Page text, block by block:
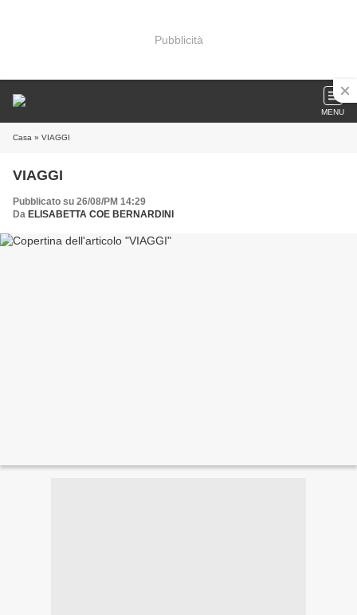
Pubblicità
MENU
Casa » VIAGGI
VIAGGI
Pubblicato su 26/08/PM 14:29
Da ELISABETTA COE BERNARDINI